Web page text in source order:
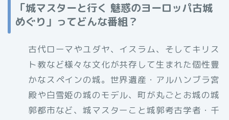
「城マスターと行く 魅惑のヨーロッパ古城
めぐり」ってどんな番組？
古代ローマやユダヤ、イスラム、そしてキリス
ト教など様々な文化が共存して生まれた個性豊
かなスペインの城。世界遺産・アルハンブラ宮
殿や白雪姫の城のモデル、町が丸ごとお城の城
郭都市など、城マスターこと城郭考古学者・千